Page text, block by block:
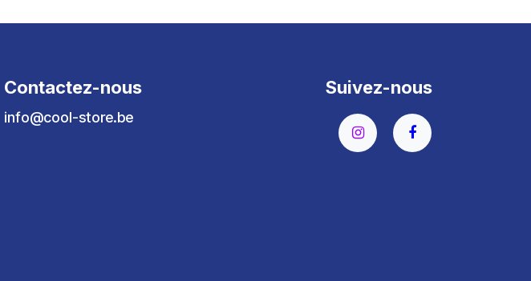
Contactez-nous
info@cool-store.be
Suivez-nous